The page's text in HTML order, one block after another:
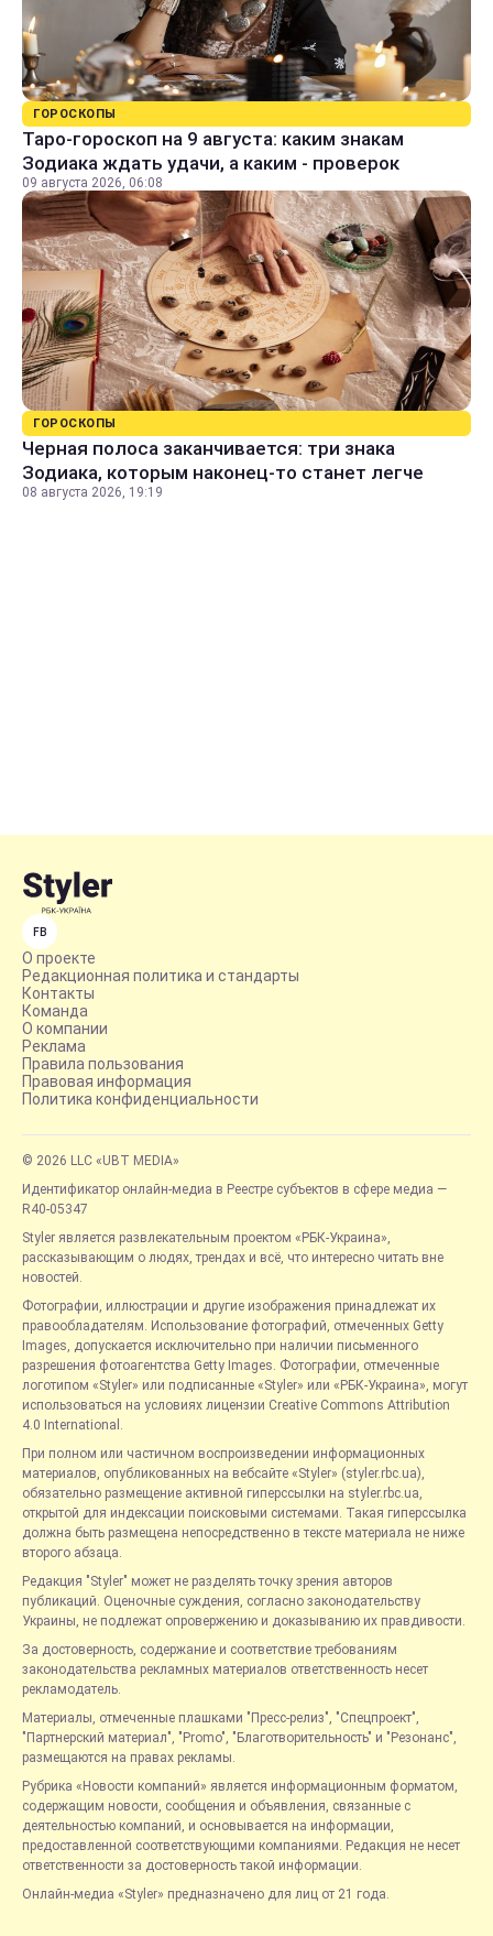
ГОРОСКОПЫ
Таро-гороскоп на 9 августа: каким знакам
Зодиака ждать удачи, а каким - проверок
09 августа 2026, 06:08
ГОРОСКОПЫ
Черная полоса заканчивается: три знака
Зодиака, которым наконец-то станет легче
08 августа 2026, 19:19
FB
О проекте
Редакционная политика и стандарты
Контакты
Команда
О компании
Реклама
Правила пользования
Правовая информация
Политика конфиденциальности
© 2026 LLC «UBT MEDIA»
Идентификатор онлайн-медиа в Реестре субъектов в сфере медиа —
R40-05347
Styler является развлекательным проектом «РБК-Украина»,
рассказывающим о людях, трендах и всё, что интересно читать вне
новостей.
Фотографии, иллюстрации и другие изображения принадлежат их
правообладателям. Использование фотографий, отмеченных Getty
Images, допускается исключительно при наличии письменного
разрешения фотоагентства Getty Images. Фотографии, отмеченные
логотипом «Styler» или подписанные «Styler» или «РБК-Украина», могут
использоваться на условиях лицензии Creative Commons Attribution
4.0 International.
При полном или частичном воспроизведении информационных
материалов, опубликованных на вебсайте «Styler» (styler.rbc.ua),
обязательно размещение активной гиперссылки на styler.rbc.ua,
открытой для индексации поисковыми системами. Такая гиперссылка
должна быть размещена непосредственно в тексте материала не ниже
второго абзаца.
Редакция "Styler" может не разделять точку зрения авторов
публикаций. Оценочные суждения, согласно законодательству
Украины, не подлежат опровержению и доказыванию их правдивости.
За достоверность, содержание и соответствие требованиям
законодательства рекламных материалов ответственность несет
рекламодатель.
Материалы, отмеченные плашками "Пресс-релиз", "Спецпроект",
"Партнерский материал", "Promo", "Благотворительность" и "Резонанс",
размещаются на правах рекламы.
Рубрика «Новости компаний» является информационным форматом,
содержащим новости, сообщения и объявления, связанные с
деятельностью компаний, и основывается на информации,
предоставленной соответствующими компаниями. Редакция не несет
ответственности за достоверность такой информации.
Онлайн-медиа «Styler» предназначено для лиц от 21 года.